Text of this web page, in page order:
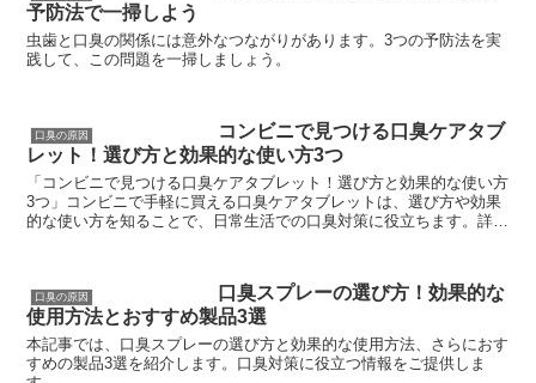
予防法で一掃しよう
虫歯と口臭の関係には意外なつながりがあります。3つの予防法を実
践して、この問題を一掃しましょう。
口臭の原因
コンビニで見つける口臭ケアタブ
レット！選び方と効果的な使い方3つ
「コンビニで見つける口臭ケアタブレット！選び方と効果的な使い方
3つ」コンビニで手軽に買える口臭ケアタブレットは、選び方や効果
的な使い方を知ることで、日常生活での口臭対策に役立ちます。詳し
口臭の原因
口臭スプレーの選び方！効果的な
使用方法とおすすめ製品3選
本記事では、口臭スプレーの選び方と効果的な使用方法、さらにおす
すめの製品3選を紹介します。口臭対策に役立つ情報をご提供しま